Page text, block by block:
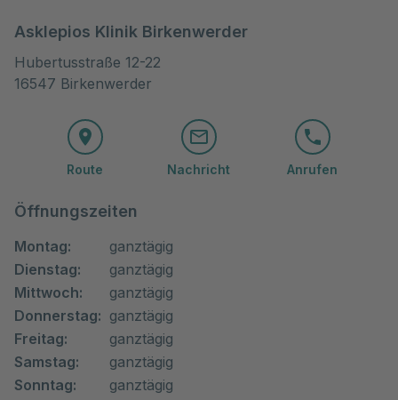
Asklepios Klinik Birkenwerder
Hubertusstraße 12-22
16547 Birkenwerder
Route Nachricht Anrufen
Öffnungszeiten
Montag:
ganztägig
Dienstag:
ganztägig
Mittwoch:
ganztägig
Donnerstag: ganztägig
Freitag:
ganztägig
Samstag:
ganztägig
Sonntag:
ganztägig